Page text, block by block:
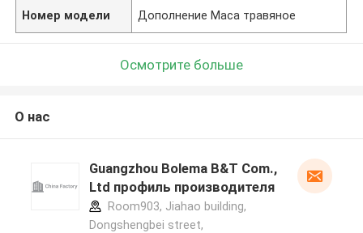
Номер модели Дополнение Maca травяное
Осмотрите больше
О нас
Guangzhou Bolema B&T Com.,
Ltd профиль производителя
Room903, Jiahao building,
Dongshengbei street,